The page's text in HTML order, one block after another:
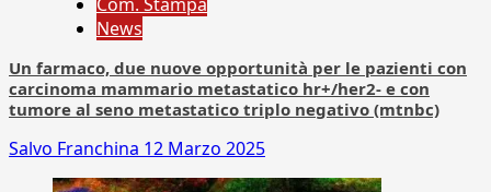
News
Un farmaco, due nuove opportunità per le pazienti con
carcinoma mammario metastatico hr+/her2- e con
tumore al seno metastatico triplo negativo (mtnbc)
Salvo Franchina 12 Marzo 2025